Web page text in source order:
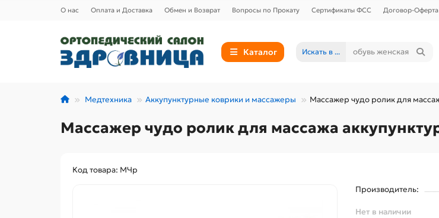
О нас Оплата и Доставка Обмен и Возврат Вопросы по Прокату Сертификаты ФСС Договор-Оферта
Каталог Искать в ...
Медтехника Аккупунктурные коврики и массажеры Массажер чудо ролик для
Массажер чудо ролик для массажа
Код товара: МЧр
Производитель:
Нет в наличии